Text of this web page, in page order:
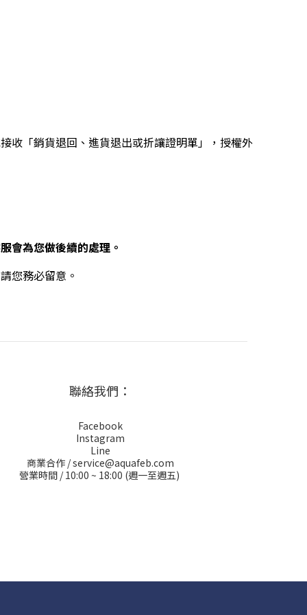
收「銷貨退回、進貨退出或折讓證明單」，授權外
會為您做後續的處理。
您務必留意。
聯絡我們：
Facebook
Instagram
Line
商業合作 / service@aquafeb.com
營業時間 / 10:00 ~ 18:00 (週一至週五)